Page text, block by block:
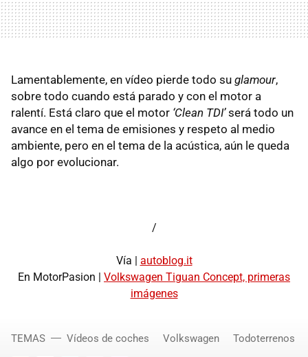
Lamentablemente, en vídeo pierde todo su glamour,
sobre todo cuando está parado y con el motor a
ralentí. Está claro que el motor ‘Clean TDI’será todo un
avance en el tema de emisiones y respeto al medio
ambiente, pero en el tema de la acústica, aún le queda
algo por evolucionar.
/
Vía | autoblog.it
En MotorPasion | Volkswagen Tiguan Concept, primeras
imágenes
TEMAS Vídeos de coches Volkswagen Todoterrenos